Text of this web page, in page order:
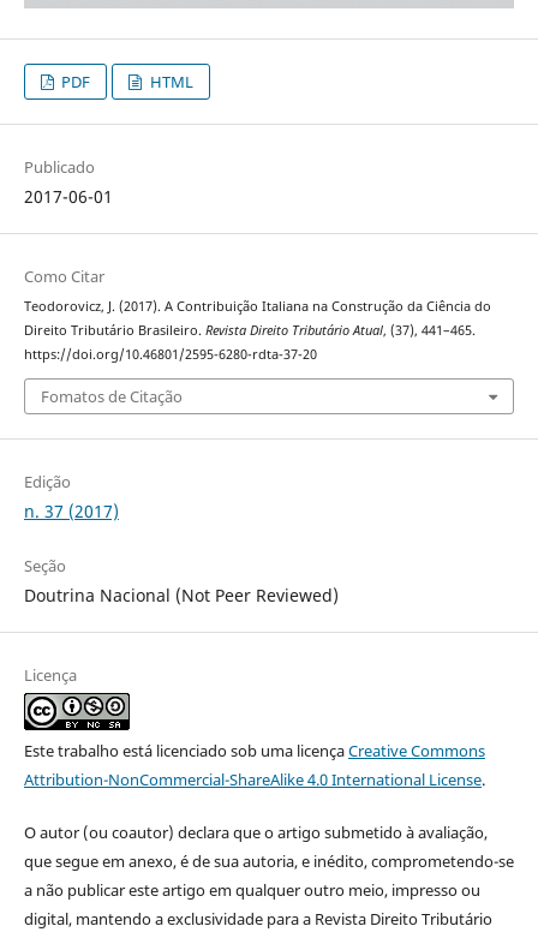
PDF HTML
Publicado
2017-06-01
Como Citar
Teodorovicz, J. (2017). A Contribuição Italiana na Construção da Ciência do
Direito Tributário Brasileiro. Revista Direito Tributário Atual, (37), 441–465.
https://doi.org/10.46801/2595-6280-rdta-37-20
Fomatos de Citação
Edição
n. 37 (2017)
Seção
Doutrina Nacional (Not Peer Reviewed)
Licença
Este trabalho está licenciado sob uma licençaCreative Commons
Attribution-NonCommercial-ShareAlike 4.0 International License.
O autor (ou coautor) declara que o artigo submetido à avaliação,
que segue em anexo, é de sua autoria, e inédito, comprometendo-se
a não publicar este artigo em qualquer outro meio, impresso ou
digital, mantendo a exclusividade para a Revista Direito Tributário